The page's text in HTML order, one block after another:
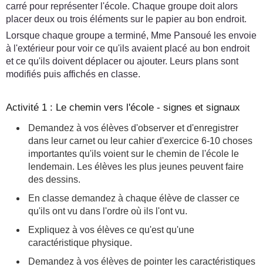
carré pour représenter l'école. Chaque groupe doit alors
placer deux ou trois éléments sur le papier au bon endroit.
Lorsque chaque groupe a terminé, Mme Pansoué les envoie
à l'extérieur pour voir ce qu'ils avaient placé au bon endroit
et ce qu'ils doivent déplacer ou ajouter. Leurs plans sont
modifiés puis affichés en classe.
Activité 1 : Le chemin vers l'école - signes et signaux
Demandez à vos élèves d'observer et d'enregistrer
dans leur carnet ou leur cahier d'exercice 6-10 choses
importantes qu'ils voient sur le chemin de l'école le
lendemain. Les élèves les plus jeunes peuvent faire
des dessins.
En classe demandez à chaque élève de classer ce
qu'ils ont vu dans l'ordre où ils l'ont vu.
Expliquez à vos élèves ce qu'est qu'une
caractéristique physique.
Demandez à vos élèves de pointer les caractéristiques